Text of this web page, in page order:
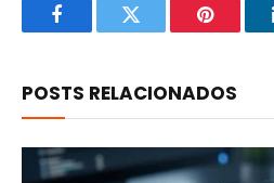
FacebookTwitter Pinterest
POSTS RELACIONADOS